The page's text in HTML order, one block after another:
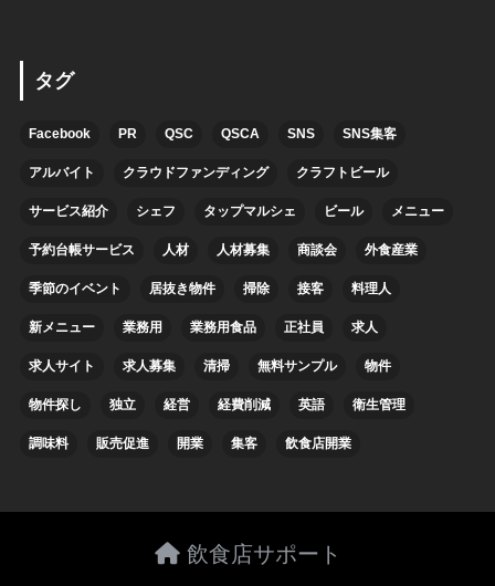
タグ
Facebook PR QSC QSCA SNS SNS集客
アルバイト クラウドファンディング クラフトビール
サービス紹介 シェフ タップマルシェ ビール メニュー
予約台帳サービス 人材 人材募集 商談会 外食産業
季節のイベント 居抜き物件 掃除 接客 料理人
新メニュー 業務用 業務用食品 正社員 求人
求人サイト 求人募集 清掃 無料サンプル 物件
物件探し 独立 経営 経費削減 英語 衛生管理
調味料 販売促進 開業 集客 飲食店開業
飲食店サポート